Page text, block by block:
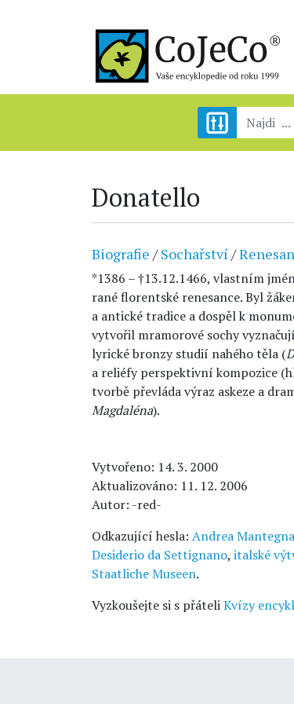
Donatello
Biografie /Sochařství/
*1386 – †13.12.1466, vlastním
rané florentské renesance. Byl
a antické tradice a dospěl k
vytvořil mramorové sochy
lyrické bronzy studií nahého těla (
a reliéfy perspektivní kompozice
tvorbě převláda výraz askeze a
Magdaléna).
Vytvořeno: 14. 3. 2000
Aktualizováno: 11. 12. 2006
Autor: -red-
Odkazující hesla: Andrea Mantegna
Desiderio da Settignano, italské
Staatliche Museen.
Vyzkoušejte si s přáteliKvízy